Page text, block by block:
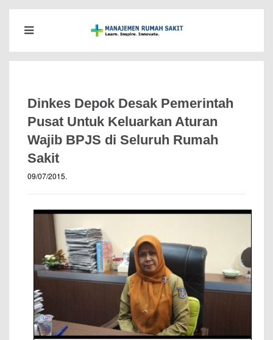
Dinkes Depok Desak Pemerintah
Pusat Untuk Keluarkan Aturan
Wajib BPJS di Seluruh Rumah
Sakit
09/07/2015.